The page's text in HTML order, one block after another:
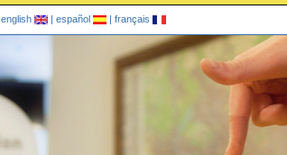
english | español | français